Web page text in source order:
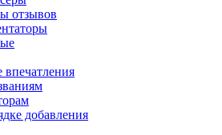
отзывов
добавления